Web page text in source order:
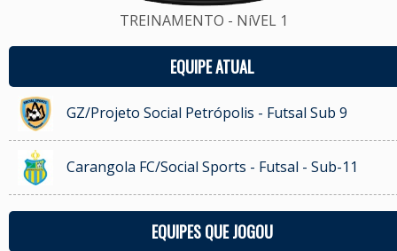
TREINAMENTO - NíVEL 1
EQUIPE ATUAL
GZ/Projeto Social Petrópolis - Futsal Sub 9
Carangola FC/Social Sports - Futsal - Sub-11
EQUIPES QUE JOGOU